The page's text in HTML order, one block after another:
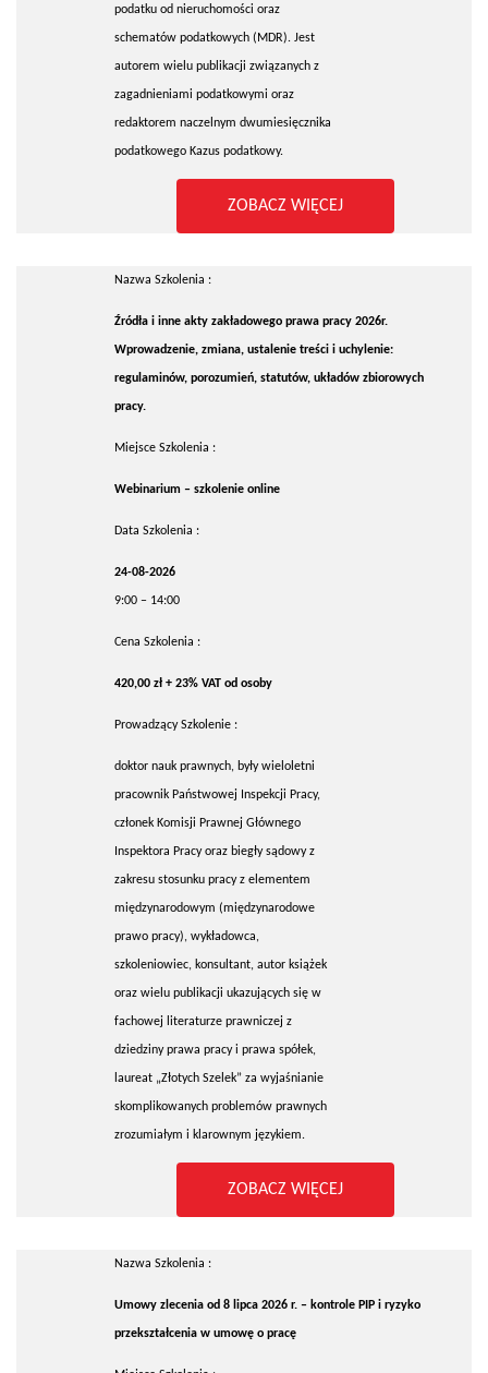
podatku od nieruchomości oraz
schematów podatkowych (MDR). Jest
autorem wielu publikacji związanych z
zagadnieniami podatkowymi oraz
redaktorem naczelnym dwumiesięcznika
podatkowego Kazus podatkowy.
ZOBACZ WIĘCEJ
Nazwa Szkolenia :
Źródła i inne akty zakładowego prawa pracy 2026r.
Wprowadzenie, zmiana, ustalenie treści i uchylenie:
regulaminów, porozumień, statutów, układów zbiorowych
pracy.
Miejsce Szkolenia :
Webinarium – szkolenie online
Data Szkolenia :
24-08-2026
9:00 – 14:00
Cena Szkolenia :
420,00 zł + 23% VAT od osoby
Prowadzący Szkolenie :
doktor nauk prawnych, były wieloletni
pracownik Państwowej Inspekcji Pracy,
członek Komisji Prawnej Głównego
Inspektora Pracy oraz biegły sądowy z
zakresu stosunku pracy z elementem
międzynarodowym (międzynarodowe
prawo pracy), wykładowca,
szkoleniowiec, konsultant, autor książek
oraz wielu publikacji ukazujących się w
fachowej literaturze prawniczej z
dziedziny prawa pracy i prawa spółek,
laureat „Złotych Szelek” za wyjaśnianie
skomplikowanych problemów prawnych
zrozumiałym i klarownym językiem.
ZOBACZ WIĘCEJ
Nazwa Szkolenia :
Umowy zlecenia od 8 lipca 2026 r. – kontrole PIP i ryzyko
przekształcenia w umowę o pracę